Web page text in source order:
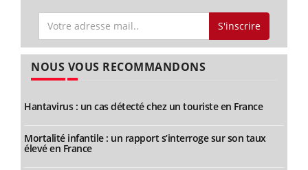
S'inscrire
NOUS VOUS RECOMMANDONS
Hantavirus : un cas détecté chez un touriste en France
Mortalité infantile : un rapport s’interroge sur son taux
élevé en France